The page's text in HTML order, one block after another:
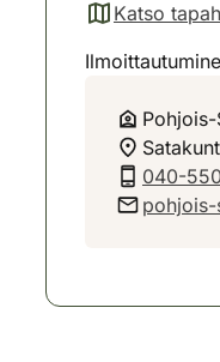
Katso
(avautuu
040-
pohjois-